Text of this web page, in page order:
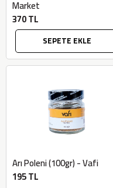
Market
370 TL
SEPETE EKLE
Arı Poleni (100gr) - Vafi
195 TL